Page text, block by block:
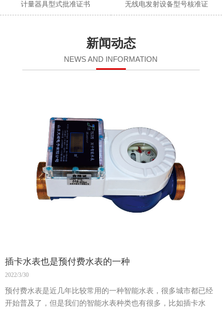
计量器具型式批准证书 无线电发射设备型号核准证
新闻动态
NEWS AND INFORMATION
插卡水表也是预付费水表的一种
2022/3/30
预付费水表是近几年比较常用的一种智能水表，很多城市都已经
开始普及了，但是我们的智能水表种类也有很多，比如插卡水